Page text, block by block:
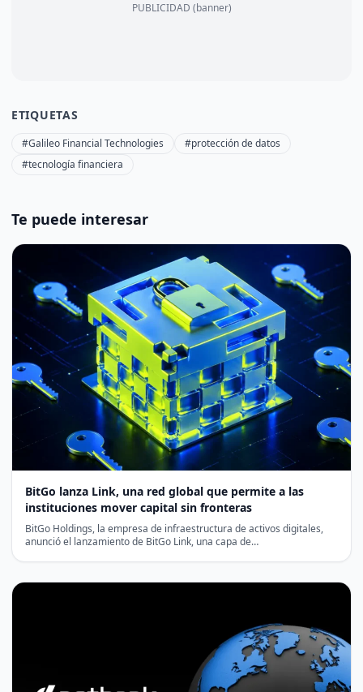
PUBLICIDAD (banner)
ETIQUETAS
#Galileo Financial Technologies
#protección de datos
#tecnología financiera
Te puede interesar
BitGo lanza Link, una red global que permite a las
instituciones mover capital sin fronteras
BitGo Holdings, la empresa de infraestructura de activos digitales,
anunció el lanzamiento de BitGo Link, una capa de…